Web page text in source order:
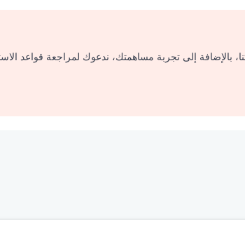
بالإضافة إلى تجربة مساهمتك، ندعوك لمراجعة قواعد